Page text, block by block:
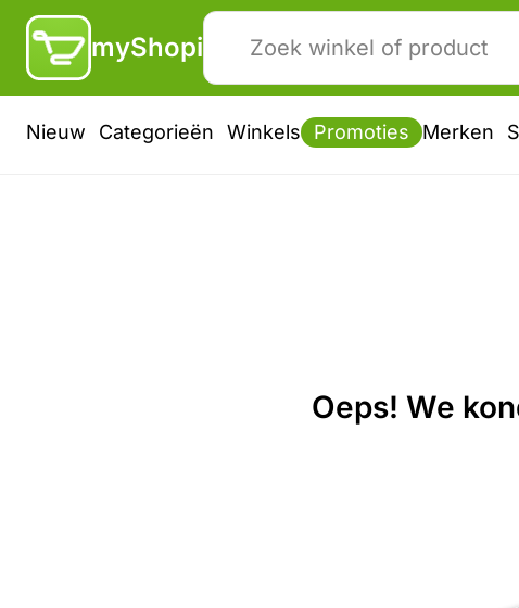
myShopi
Nieuw Categorieën Winkels Promoties Merken
Oeps! We